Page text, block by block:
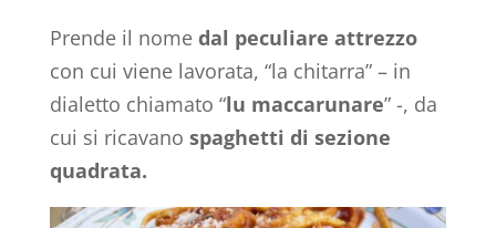
Prende il nome dal peculiare attrezzo
con cui viene lavorata, “la chitarra” – in
dialetto chiamato “lu maccarunare” -, da
cui si ricavano spaghetti di sezione
quadrata.